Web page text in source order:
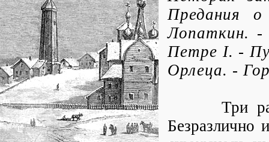
Предания
Лопаткин. -
Петре I. -
Орлеца. -
Три раза
Безразлично